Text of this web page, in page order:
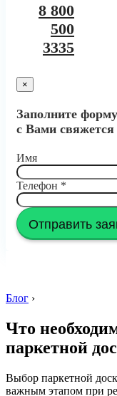
8 800
500
3335
×
Заполните
с Вами
Имя
Телефон *
Отправить
Блог ›
Что
паркетной
Выбор паркетной
важным этапом при